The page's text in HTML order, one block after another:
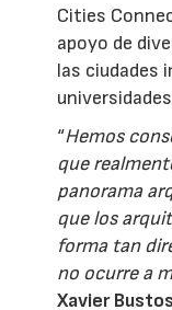
Cities
apoyo de
las ciudades
“Hemos
que
panorama
que los
forma tan
no ocurre a
Xavier Bustos